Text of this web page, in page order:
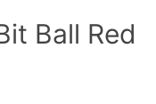
Ball Red